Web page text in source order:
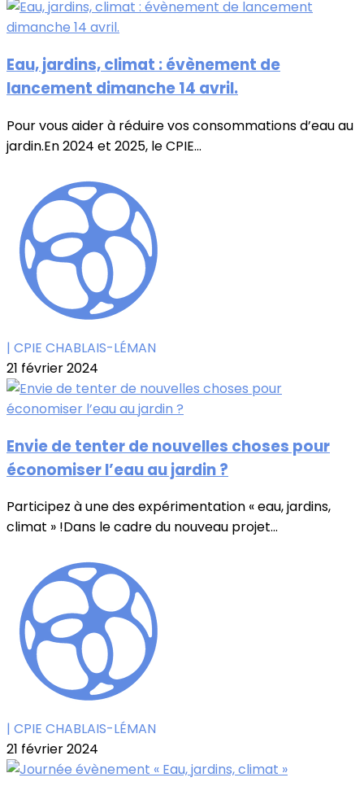
Eau, jardins, climat : évènement de
lancement dimanche 14 avril.
Pour vous aider à réduire vos consommations d’eau au
jardin.En 2024 et 2025, le CPIE...
| CPIE CHABLAIS-LÉMAN
21 février 2024
Envie de tenter de nouvelles choses pour
économiser l’eau au jardin ?
Participez à une des expérimentation « eau, jardins,
climat » !Dans le cadre du nouveau projet...
| CPIE CHABLAIS-LÉMAN
21 février 2024